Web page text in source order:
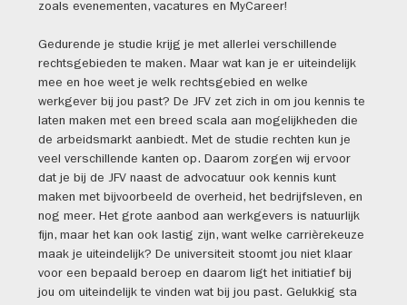
zoals evenementen, vacatures en MyCareer!
Gedurende je studie krijg je met allerlei verschillende
rechtsgebieden te maken. Maar wat kan je er uiteindelijk
mee en hoe weet je welk rechtsgebied en welke
werkgever bij jou past? De JFV zet zich in om jou kennis te
laten maken met een breed scala aan mogelijkheden die
de arbeidsmarkt aanbiedt. Met de studie rechten kun je
veel verschillende kanten op. Daarom zorgen wij ervoor
dat je bij de JFV naast de advocatuur ook kennis kunt
maken met bijvoorbeeld de overheid, het bedrijfsleven, en
nog meer. Het grote aanbod aan werkgevers is natuurlijk
fijn, maar het kan ook lastig zijn, want welke carrièrekeuze
maak je uiteindelijk? De universiteit stoomt jou niet klaar
voor een bepaald beroep en daarom ligt het initiatief bij
jou om uiteindelijk te vinden wat bij jou past. Gelukkig sta